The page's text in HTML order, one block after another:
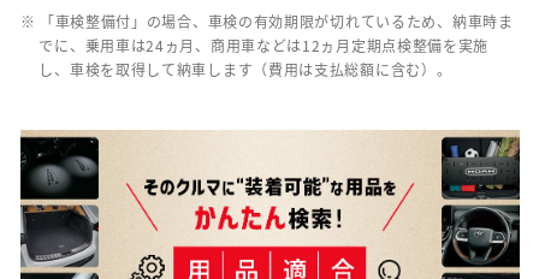
※ 「車検整備付」の場合、車検の有効期限が切れているため、納車時ま
でに、乗用車は24ヵ月、商用車などは12ヵ月定期点検整備を実施
し、車検を取得して納車します（費用は支払総額に含む）。